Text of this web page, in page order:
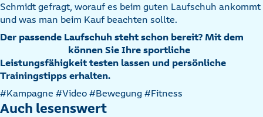
Schmidt gefragt, worauf es beim guten Laufschuh ankommt
und was man beim Kauf beachten sollte.
Der passende Laufschuh steht schon bereit? Mit dem
können Sie Ihre sportliche
Leistungsfähigkeit testen lassen und persönliche
Trainingstipps erhalten.
Artikel
nach
#Kampagne #Video #Bewegung #Fitness
Auch lesenswert